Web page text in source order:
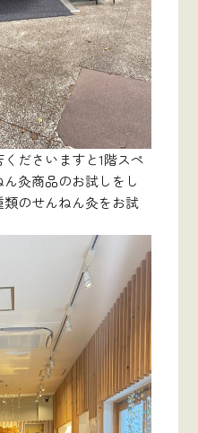
ださいますと1階スペ
灸商品のお試しをし
のせんねん灸をお試